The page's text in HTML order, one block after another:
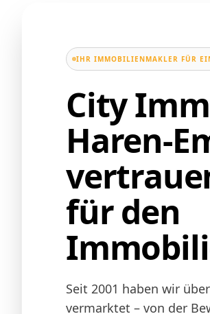
IHR IMMOBILIENMAKLER FÜR
City
Haren-
für den
Seit 2001 haben wir
vermarktet – von der